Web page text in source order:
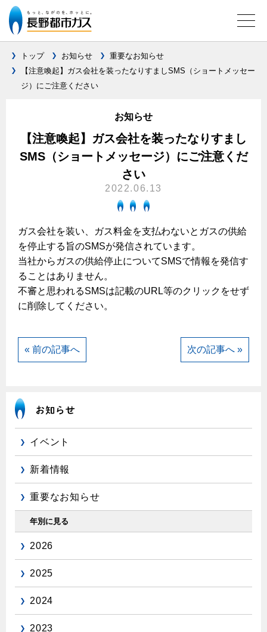
ガス料金について
料金表
料金の計算方法
ご請求とお支払いについて
クレジットカードによるお支払い
払込書による窓口でのお支払い
払込書によるスマホアプリでのお支払い
検針について
こんなときは
ガスメーターの復帰方法
ガス器具が故障したとき
地震のとき
故障診断
ガス工事に関する約款・委託要件・内管工事見積単価表
新しく都市ガスをご利用したい方へ
ガスを安全にお使いいただくために
ガス給湯器とエコキュートの比較
快適性
経済性
ライフステージ別に比較する
20代
30代
40代～50代
60代
都市ガス切り替えのメリット
導入事例
最新ガスコンロの実力
グリル活用法
コンロの取替えは
レンジフード
炊飯器
バスルーム
エコジョーズ
ミストサウナ
衣類乾燥機
サニタリーをリフォーム
その他をリフォーム
リフォーム事例紹介
テレビCM
リフォームの流れ
リフォームのお知らせ
ショールーム
リフォームについてのお問い合わせ
長野都市ガスのでんきのポイント
電気料金 長野都市ガスでんきプラン
都市ガスでんき 従量電灯Ｂ
都市ガスでんき 従量電灯Ｃ
電気料金の計算について
ご契約・お手続き
お申込み
停電時の対応
よくあるご質問
Chef Ropia's JOYFUL CUISINE
ヤミーのレシピ帖
食育活動について
料理教室レンタル
法人のお客様へ
ホーム
情報誌 企業情報
トップ お知らせ
重要なお知らせ
【注意喚起】ガス会社を装ったなりすましSMS（ショートメッセー
ジ）にご注意ください
お知らせ
【注意喚起】ガス会社を装ったなりすまし
SMS（ショートメッセージ）にご注意くだ
さい
2022.06.13
ガス会社を装い、ガス料金を支払わないとガスの供給
を停止する旨のSMSが発信されています。
当社からガスの供給停止についてSMSで情報を発信す
ることはありません。
不審と思われるSMSは記載のURL等のクリックをせず
に削除してください。
« 前の記事へ 次の記事へ »
イベント
新着情報
重要なお知らせ
年別に見る
2026
2025
2024
2023